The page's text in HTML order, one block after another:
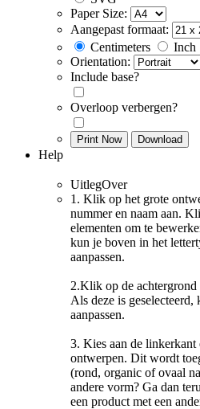
Paper Size:
Aangepast formaat:
Centimeters
Inch
Orientation:
Include base?
Overloop verbergen?
Print Now Download
Help
UitlegOver
1. Klik op het grote
nummer en naam aan.
elementen om te
kun je boven in het
aanpassen.
2.Klik op de achtergrond
Als deze is
aanpassen.
3. Kies aan de linkerkant
ontwerpen. Dit wordt
(rond, organic of ovaal
andere vorm? Ga dan
een product met een